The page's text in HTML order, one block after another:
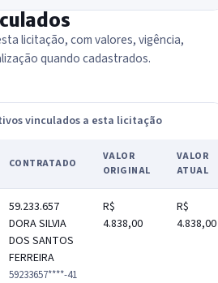
licitação, com valores, vigência,
quando cadastrados.
vinculados a esta licitação
CONTRATADO
VALOR
ORIGINAL
VALOR
ATUAL
59.233.657
DORA SILVIA
DOS SANTOS
FERREIRA
59233657****-41
R$
4.838,00
R$
4.838,00